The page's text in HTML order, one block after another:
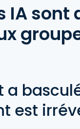
IA sont
est